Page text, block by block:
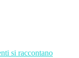
si raccontano